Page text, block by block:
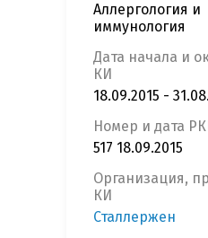
Аллергология и
иммунология
Дата начала и
КИ
18.09.2015 -
Номер и дата
517 18.09.2015
Организация,
КИ
Сталлержен